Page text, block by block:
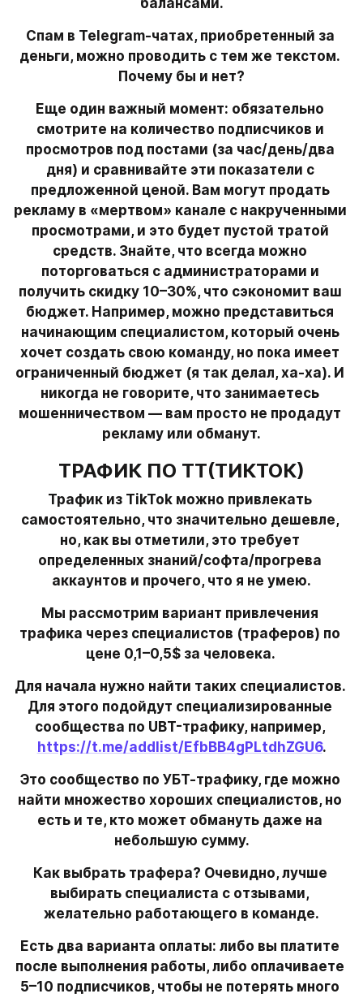
балансами.
Спам в Telegram-чатах, приобретенный за
деньги, можно проводить с тем же текстом.
Почему бы и нет?
Еще один важный момент: обязательно
смотрите на количество подписчиков и
просмотров под постами (за час/день/два
дня) и сравнивайте эти показатели с
предложенной ценой. Вам могут продать
рекламу в «мертвом» канале с накрученными
просмотрами, и это будет пустой тратой
средств. Знайте, что всегда можно
поторговаться с администраторами и
получить скидку 10–30%, что сэкономит ваш
бюджет. Например, можно представиться
начинающим специалистом, который очень
хочет создать свою команду, но пока имеет
ограниченный бюджет (я так делал, ха-ха). И
никогда не говорите, что занимаетесь
мошенничеством — вам просто не продадут
рекламу или обманут.
ТРАФИК ПО ТТ(ТИКТОК)
Трафик из TikTok можно привлекать
самостоятельно, что значительно дешевле,
но, как вы отметили, это требует
определенных знаний/софта/прогрева
аккаунтов и прочего, что я не умею.
Мы рассмотрим вариант привлечения
трафика через специалистов (траферов) по
цене 0,1–0,5$ за человека.
Для начала нужно найти таких специалистов.
Для этого подойдут специализированные
сообщества по UBT-трафику, например,
https://t.me/addlist/EfbBB4gPLtdhZGU6.
Это сообщество по УБТ-трафику, где можно
найти множество хороших специалистов, но
есть и те, кто может обмануть даже на
небольшую сумму.
Как выбрать трафера? Очевидно, лучше
выбирать специалиста с отзывами,
желательно работающего в команде.
Есть два варианта оплаты: либо вы платите
после выполнения работы, либо оплачиваете
5–10 подписчиков, чтобы не потерять много